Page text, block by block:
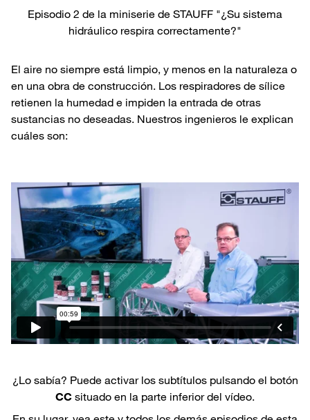
Episodio 2 de la miniserie de STAUFF "¿Su sistema
hidráulico respira correctamente?"
El aire no siempre está limpio, y menos en la naturaleza o
en una obra de construcción. Los respiradores de sílice
retienen la humedad e impiden la entrada de otras
sustancias no deseadas. Nuestros ingenieros le explican
cuáles son:
¿Lo sabía? Puede activar los subtítulos pulsando el botón
CC situado en la parte inferior del vídeo.